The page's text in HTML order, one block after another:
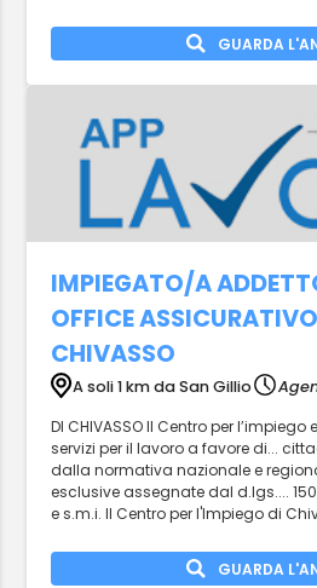
GUARDA
IMPIEGATO/A
OFFICE
CHIVASSO
A soli 1 km da San Gillio
DI CHIVASSO Il Centro per
servizi per il lavoro a favore di...
dalla normativa nazionale e
esclusive assegnate dal d.lgs....
e s.m.i. Il Centro per l'Impiego di
GUARDA